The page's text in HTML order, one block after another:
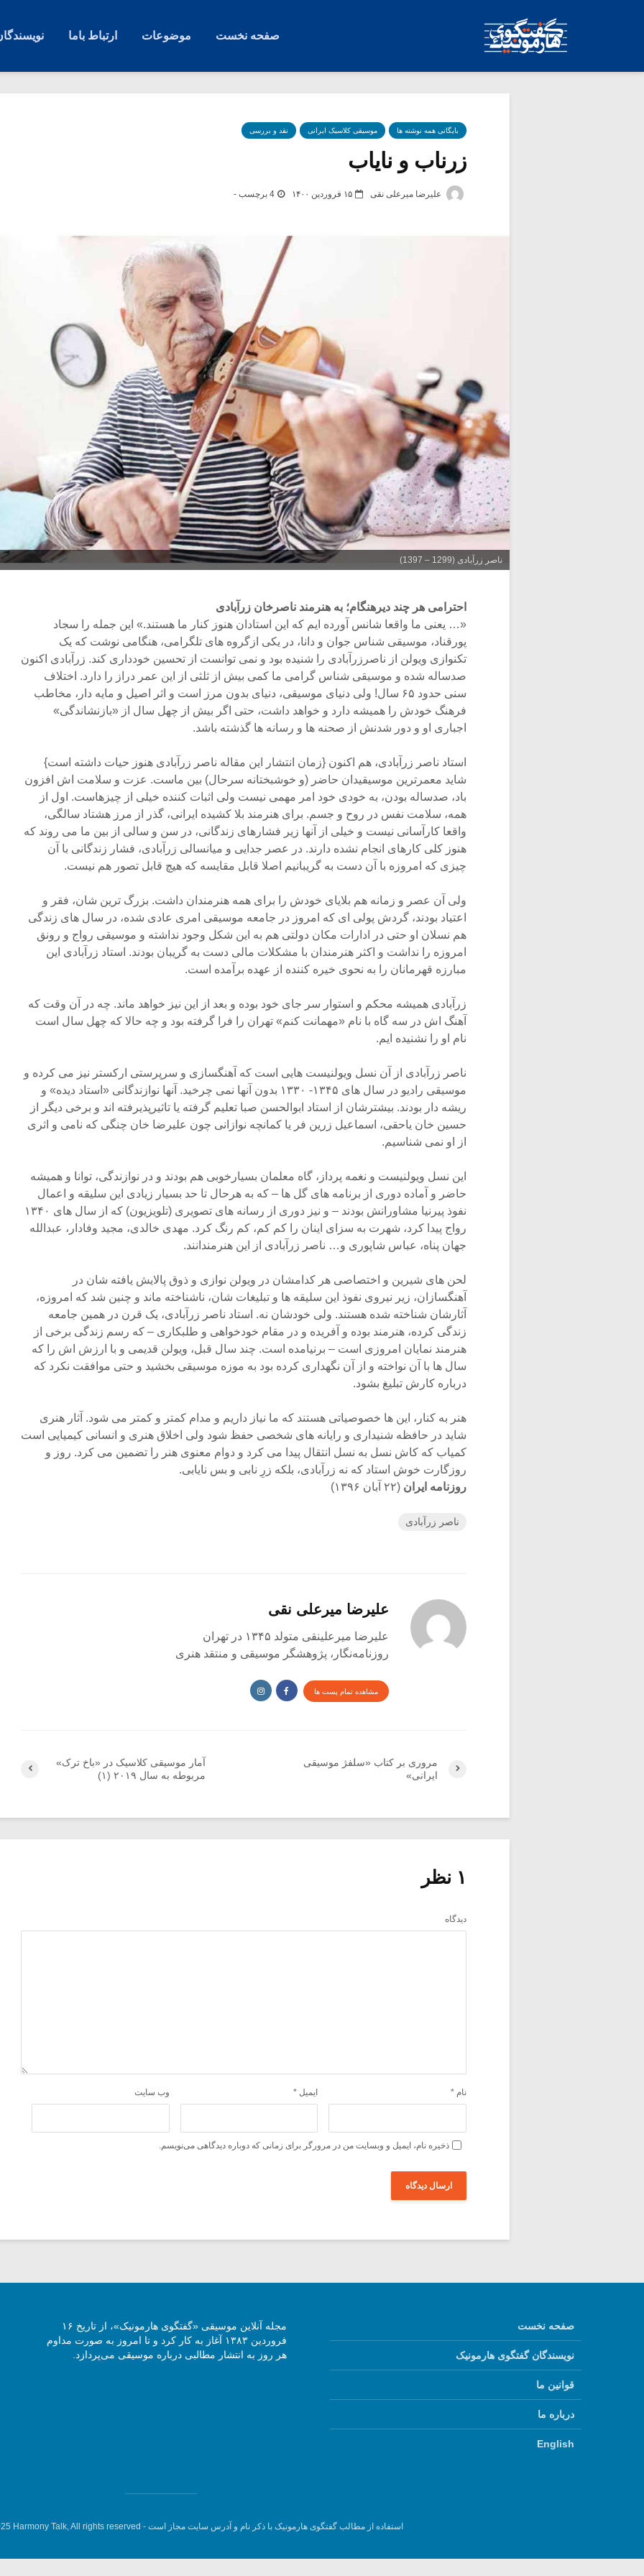
صفحه نخست موضوعات ارتباط باما
بایگانی همه نوشته ها موسیقی کلاسیک ایرانی نقد و بررسی
زرناب و نایاب
علیرضا میرعلی نقی ۱۵ فروردین ۱۴۰۰ 4 برچسب -
ناصر زرآبادی (1299 – 1397)
احترامی هر چند دیرهنگام؛ به هنرمند ناصرخان زرآبادی
«… یعنی ما واقعا شانس آورده ایم که این استادان هنوز کنار ما هستند.» این جمله را سجاد
پورقناد، موسیقی شناس جوان و دانا، در یکی ازگروه های تلگرامی، هنگامی نوشت که یک
تکنوازی ویولن از ناصرزرآبادی را شنیده بود و نمی توانست از تحسین خودداری کند. زرآبادی اکنون
صدساله شده و موسیقی شناس گرامی ما کمی بیش از ثلثی از این عمر دراز را دارد. اختلاف
سنی حدود ۶۵ سال! ولی دنیای موسیقی، دنیای بدون مرز است و اثر اصیل و مایه دار، مخاطب
فرهنگ خودش را همیشه دارد و خواهد داشت، حتی اگر بیش از چهل سال از «بازنشاندگی»
اجباری او و دور شدنش از صحنه ها و رسانه ها گذشته باشد.
استاد ناصر زرآبادی، هم اکنون {زمان انتشار این مقاله ناصر زرآبادی هنوز حیات داشته است}
شاید معمرترین موسیقیدان حاضر (و خوشبختانه سرحال) بین ماست. عزت و سلامت اش افزون
باد، صدساله بودن، به خودی خود امر مهمی نیست ولی اثبات کننده خیلی از چیزهاست. اول از
همه، سلامت نفس در روح و جسم. برای هنرمند بلا کشیده ایرانی، گذر از مرز هشتاد سالگی،
واقعا کارآسانی نیست و خیلی از آنها زیر فشارهای زندگانی، در سن و سالی از بین ما می روند که
هنوز کلی کارهای انجام نشده دارند. در عصر جدایی و میانسالی زرآبادی، فشار زندگانی با آن
چیزی که امروزه با آن دست به گریبانیم اصلا قابل مقایسه که هیچ قابل تصور هم نیست.
ولی آن عصر و زمانه هم بلایای خودش را برای همه هنرمندان داشت. بزرگ ترین شان، فقر و
اعتیاد بودند، گردش پولی ای که امروز در جامعه موسیقی امری عادی شده، در سال های زندگی
هم نسلان او حتی در ادارات مکان دولتی هم به این شکل وجود نداشته و موسیقی رواج و رونق
امروزه را نداشت و اکثر هنرمندان با مشکلات مالی دست به گریبان بودند. استاد زرآبادی این
مبارزه قهرمانان را به نحوی خیره کننده از عهده برآمده است.
زرآبادی همیشه محکم و استوار سر جای خود بوده و بعد از این نیز خواهد ماند. چه در آن وقت که
آهنگ اش در سه گاه با نام «مهمانت کنم» تهران را فرا گرفته بود و چه حالا که چهل سال است
نام او را نشنیده ایم.
ناصر زرآبادی از آن نسل ویولنیست هایی است که آهنگسازی و سرپرستی ارکستر نیز می کرده و
موسیقی رادیو در سال های ۱۳۴۵- ۱۳۳۰ بدون آنها نمی چرخید. آنها نوازندگانی «استاد دیده» و
ریشه دار بودند. بیشترشان از استاد ابوالحسن صبا تعلیم گرفته یا تاثیرپذیرفته اند و برخی دیگر از
حسین خان یاحقی، اسماعیل زرین فر یا کمانچه نوازانی چون علیرضا خان چنگی که نامی و اثری
از او نمی شناسیم.
این نسل ویولنیست و نغمه پرداز، گاه معلمان بسیارخوبی هم بودند و در نوازندگی، توانا و همیشه
حاضر و آماده دوری از برنامه های گل ها – که به هرحال تا حد بسیار زیادی این سلیقه و اعمال
نفوذ پیرنیا مشاورانش بودند – و نیز دوری از رسانه های تصویری (تلویزیون) که از سال های ۱۳۴۰
رواج پیدا کرد، شهرت به سزای اینان را کم کم، کم رنگ کرد. مهدی خالدی، مجید وفادار، عبدالله
جهان پناه، عباس شاپوری و… ناصر زرآبادی از این هنرمندانند.
لحن های شیرین و اختصاصی هر کدامشان در ویولن نوازی و ذوق پالایش یافته شان در
آهنگسازان، زیر نیروی نفوذ این سلیقه ها و تبلیغات شان، ناشناخته ماند و چنین شد که امروزه،
آثارشان شناخته شده هستند. ولی خودشان نه. استاد ناصر زرآبادی، یک قرن در همین جامعه
زندگی کرده، هنرمند بوده و آفریده و در مقام خودخواهی و طلبکاری – که رسم زندگی برخی از
هنرمند نمایان امروزی است – برنیامده است. چند سال قبل، ویولن قدیمی و با ارزش اش را که
سال ها با آن نواخته و از آن نگهداری کرده بود به موزه موسیقی بخشید و حتی موافقت نکرد که
درباره کارش تبلیغ بشود.
هنر به کنار، این ها خصوصیاتی هستند که ما نیاز داریم و مدام کمتر و کمتر می شود. آثار هنری
شاید در حافظه شنیداری و رایانه های شخصی حفظ شود ولی اخلاق هنری و انسانی کیمیایی است
کمیاب که کاش نسل به نسل انتقال پیدا می کرد و دوام معنوی هنر را تضمین می کرد. روز و
روزگارت خوش استاد که نه زرآبادی، بلکه زرِ نابی و بس نایابی.
روزنامه ایران (۲۲ آبان ۱۳۹۶)
ناصر زرآبادی
علیرضا میرعلی نقی
علیرضا میرعلینقی متولد ۱۳۴۵ در تهران
روزنامه‌نگار، پژوهشگر موسیقی و منتقد هنری
مشاهده تمام پست ها
آمار موسیقی کلاسیک در «باخ ترک»
مربوطه به سال ۲۰۱۹ (۱)
مروری بر کتاب «سلفژ موسیقی
ایرانی»
۱ نظر
دیدگاه
نام * ایمیل * وب‌ سایت
ذخیره نام، ایمیل و وبسایت من در مرورگر برای زمانی که دوباره دیدگاهی می‌نویسم.
صفحه نخست
نویسندگان گفتگوی هارمونیک
قوانین ما
درباره ما
English
مجله آنلاین موسیقی «گفتگوی هارمونیک»، از تاریخ ۱۶
فروردین ۱۳۸۳ آغاز به کار کرد و تا امروز به صورت مداوم
هر روز به انتشار مطالبی درباره موسیقی می‌پردازد.
استفاده از مطالب گفتگوی هارمونیک با ذکر نام و آدرس سایت مجاز است - Harmony Talk, All rights reserved.